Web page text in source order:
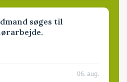
søges til
06. aug.